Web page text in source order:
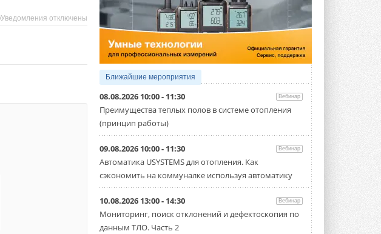
Уведомления отключены
5 АВГУСТА 2026
21-й ежегодный форум
«ЦОД-2026»
Мероприятие пройдет 2-3 сентября в
отеле Radisson Slavyanskaya. Форум
посетит более двух тысяч участников ...
5 АВГУСТА 2026
Китайская Shenling представила
«воздух-вода» на R290
Серия ThermaX R290 All-In-One
включает три модели ...
Тепловые насосы в связке с
солнечной генерацией и
накопителем снижают
потребление на 60%
Исследователи из Италии установили ...
4 АВГУСТА 2026
Ближайшие мероприятия
08.08.2026 10:00 - 11:30 Вебинар
Преимущества теплых полов в системе отопления
(принцип работы)
09.08.2026 10:00 - 11:30 Вебинар
Автоматика USYSTEMS для отопления. Как
сэкономить на коммуналке используя автоматику
10.08.2026 13:00 - 14:30 Вебинар
Мониторинг, поиск отклонений и дефектоскопия по
данным ТЛО. Часть 2